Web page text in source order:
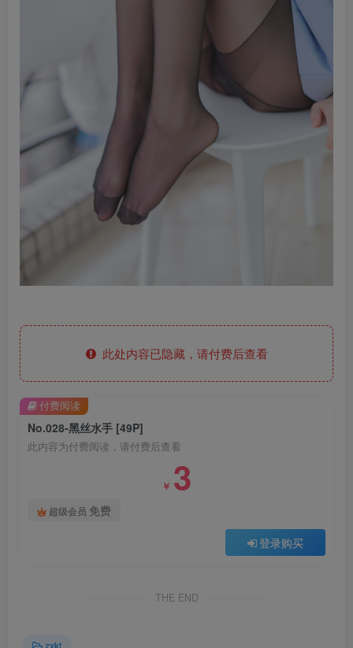
此处内容已隐藏，请付费后查看
No.028-黑丝水手 [49P]
此内容为付费阅读，请付费后查看
￥ 3
超级会员 免费
登录购买
付费阅读
THE END
zxkt